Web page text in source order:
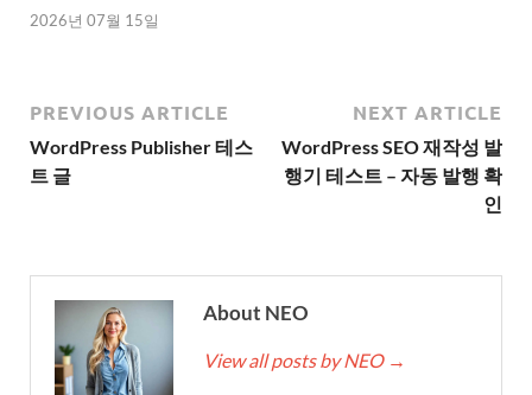
2026년 07월 15일
PREVIOUS ARTICLE
WordPress Publisher 테스
트 글
NEXT ARTICLE
WordPress SEO 재작성 발
행기 테스트 – 자동 발행 확
인
About NEO
View all posts by NEO →